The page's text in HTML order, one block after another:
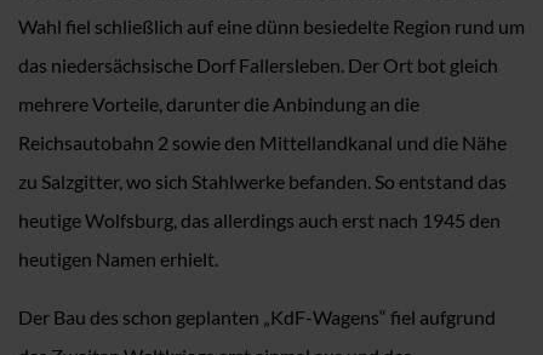
Wahl fiel schließlich auf eine dünn besiedelte Region rund um
das niedersächsische Dorf Fallersleben. Der Ort bot gleich
mehrere Vorteile, darunter die Anbindung an die
Reichsautobahn 2 sowie den Mittellandkanal und die Nähe
zu Salzgitter, wo sich Stahlwerke befanden. So entstand das
heutige Wolfsburg, das allerdings auch erst nach 1945 den
heutigen Namen erhielt.
Der Bau des schon geplanten „KdF-Wagens“ fiel aufgrund